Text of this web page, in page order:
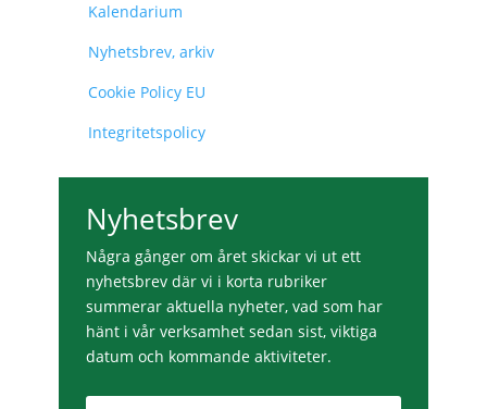
Kalendarium
Nyhetsbrev, arkiv
Cookie Policy EU
Integritetspolicy
Nyhetsbrev
Några gånger om året skickar vi ut ett
nyhetsbrev där vi i korta rubriker
summerar aktuella nyheter, vad som har
hänt i vår verksamhet sedan sist, viktiga
datum och kommande aktiviteter.